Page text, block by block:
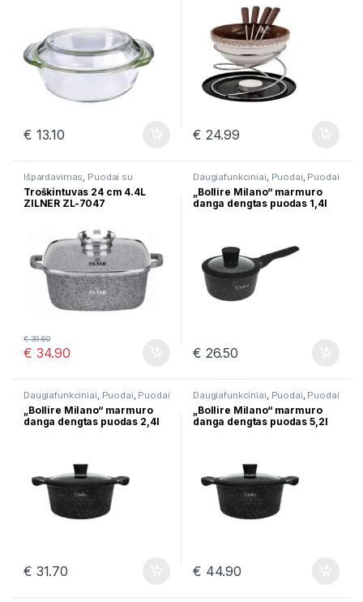
€ 13.10 € 24.99
Išpardavimas, Puodai su
marmurine danga, Puodai
troškinimui
Troškintuvas 24 cm 4.4L
ZILNER ZL-7047
€ 34.90
€39.60
Daugiafunkciniai, Puodai, Puodai
troškinimui
„Bollire Milano“ marmuro
danga dengtas puodas 1,4l
€ 26.50
Daugiafunkciniai, Puodai, Puodai
troškinimui
„Bollire Milano“ marmuro
danga dengtas puodas 2,4l
€ 31.70
Daugiafunkciniai, Puodai, Puodai
troškinimui
„Bollire Milano“ marmuro
danga dengtas puodas 5,2l
€ 44.90